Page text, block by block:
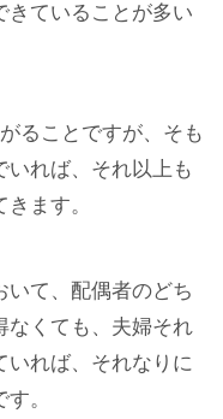
きていることが多い
ることですが、そも
いれば、それ以上も
ます。
いて、配偶者のどち
なくても、夫婦それ
いれば、それなりに
。